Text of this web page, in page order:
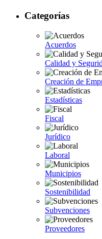
Categorías
Acuerdos
Calidad y
Creación de
Estadísticas
Fiscal
Jurídico
Laboral
Municipios
Sostenibilidad
Subvenciones
Proveedores